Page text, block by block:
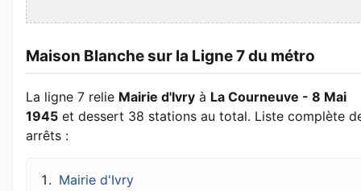
Maison Blanche sur la Ligne 7 du métro
La ligne 7 relie Mairie d'Ivry à La Courneuve - 8 Mai
1945 et dessert 38 stations au total. Liste complète
arrêts :
Mairie d'Ivry